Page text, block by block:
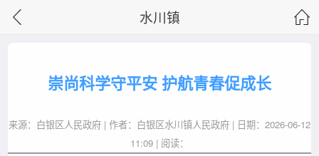
水川镇
崇尚科学守平安 护航青春促成长
来源：白银区人民政府 | 作者：白银区水川镇人民政府 | 日期：2026-06-12
11:09 | 阅读：